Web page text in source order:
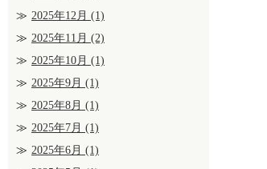
2025年12月 (1)
2025年11月 (2)
2025年10月 (1)
2025年9月 (1)
2025年8月 (1)
2025年7月 (1)
2025年6月 (1)